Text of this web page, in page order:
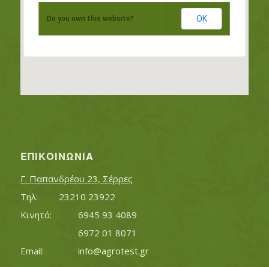
Do you own this website? OK
ΕΠΙΚΟΙΝΩΝΊΑ
Γ. Παπανδρέου 23, Σέρρες
Τηλ:		23210 23922
Κινητό:		6945 93 4089
			6972 01 8071
info@agrotest.gr